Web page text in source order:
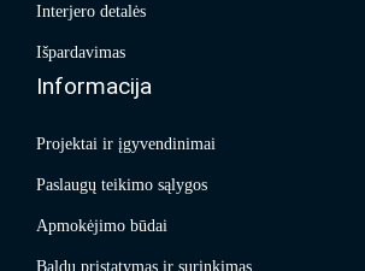
Interjero detalės
Išpardavimas
Informacija
Projektai ir įgyvendinimai
Paslaugų teikimo sąlygos
Apmokėjimo būdai
Baldų pristatymas ir surinkimas